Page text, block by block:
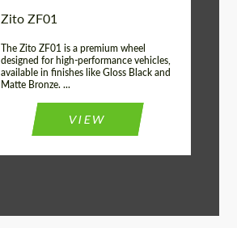
Zito ZF01
The Zito ZF01 is a premium wheel
designed for high-performance vehicles,
available in finishes like Gloss Black and
Matte Bronze. ...
VIEW